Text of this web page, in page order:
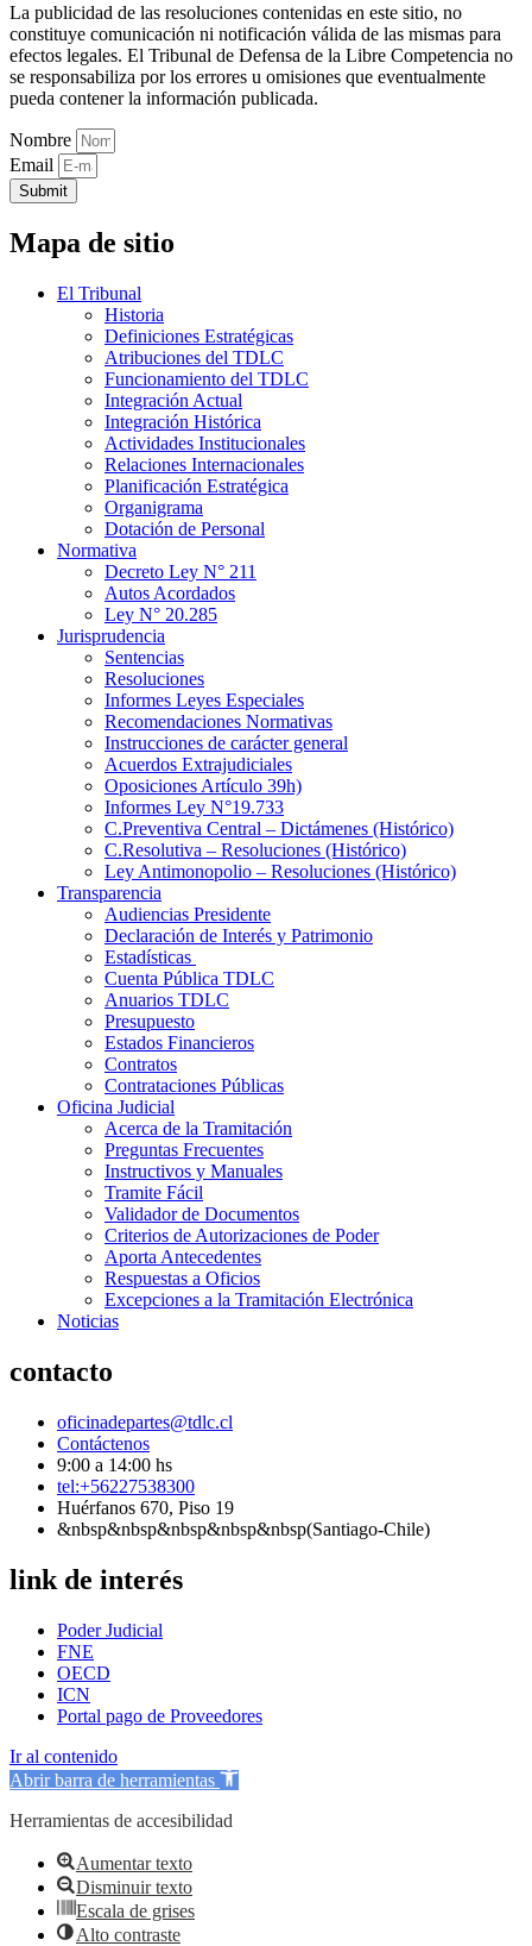
La publicidad de las resoluciones contenidas en este sitio, no
constituye comunicación ni notificación válida de las mismas para
efectos legales. El Tribunal de Defensa de la Libre Competencia no
se responsabiliza por los errores u omisiones que eventualmente
pueda contener la información publicada.
Nombre
Email
Submit
Mapa de sitio
El Tribunal
Historia
Definiciones Estratégicas
Atribuciones del TDLC
Funcionamiento del TDLC
Integración Actual
Integración Histórica
Actividades Institucionales
Relaciones Internacionales
Planificación Estratégica
Organigrama
Dotación de Personal
Normativa
Decreto Ley N° 211
Autos Acordados
Ley N° 20.285
Jurisprudencia
Sentencias
Resoluciones
Informes Leyes Especiales
Recomendaciones Normativas
Instrucciones de carácter general
Acuerdos Extrajudiciales
Oposiciones Artículo 39h)
Informes Ley N°19.733
C.Preventiva Central – Dictámenes (Histórico)
C.Resolutiva – Resoluciones (Histórico)
Ley Antimonopolio – Resoluciones (Histórico)
Transparencia
Audiencias Presidente
Declaración de Interés y Patrimonio
Estadísticas
Cuenta Pública TDLC
Anuarios TDLC
Presupuesto
Estados Financieros
Contratos
Contrataciones Públicas
Oficina Judicial
Acerca de la Tramitación
Preguntas Frecuentes
Instructivos y Manuales
Tramite Fácil
Validador de Documentos
Criterios de Autorizaciones de Poder
Aporta Antecedentes
Respuestas a Oficios
Excepciones a la Tramitación Electrónica
Noticias
contacto
oficinadepartes@tdlc.cl
Contáctenos
9:00 a 14:00 hs
tel:+56227538300
Huérfanos 670, Piso 19
&nbsp&nbsp&nbsp&nbsp&nbsp(Santiago-Chile)
link de interés
Poder Judicial
FNE
OECD
ICN
Portal pago de Proveedores
Ir al contenido
Abrir barra de herramientas
Herramientas de accesibilidad
Aumentar texto
Disminuir texto
Escala de grises
Alto contraste